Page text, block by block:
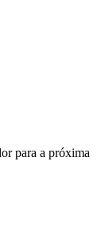
para a próxima